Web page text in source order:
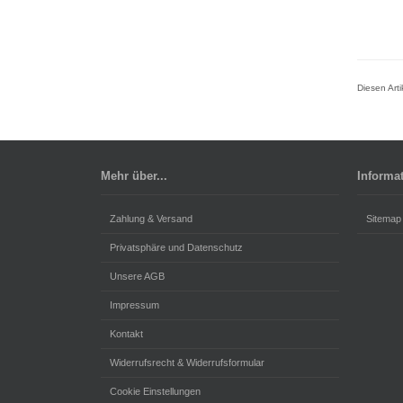
Diesen
Mehr über...
Zahlung & Versand
Privatsphäre und Datenschutz
Unsere AGB
Impressum
Kontakt
Widerrufsrecht & Widerrufsformular
Cookie Einstellungen
Sitemap